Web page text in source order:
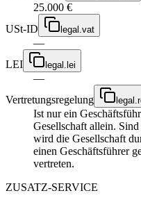
25.000 €
USt-ID
legal.vat
—
LEI
legal.lei
—
Vertretungsregelung
Ist nur ein
Gesellschaft allein.
wird die Gesellschaft
einen Geschäftsführer
vertreten.
ZUSATZ-SERVICE